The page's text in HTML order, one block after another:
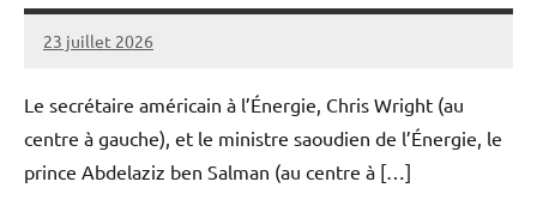
23 juillet 2026
Admins
Le secrétaire américain à l’Énergie, Chris Wright (au
centre à gauche), et le ministre saoudien de l’Énergie, le
prince Abdelaziz ben Salman (au centre à […]